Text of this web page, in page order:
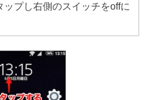
ップし右側のスイッチをoffに